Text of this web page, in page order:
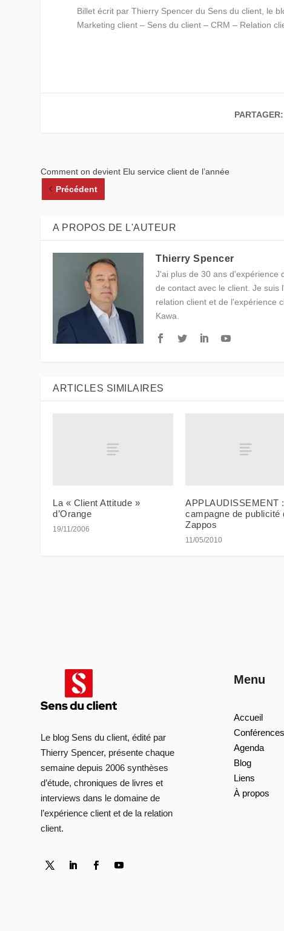
Billet écrit par Thierry Spencer du Sens du client, le
Marketing client – Sens du client – CRM – Relation
PARTAGER:
Comment on devient Elu service client de l’année
Précédent
A PROPOS DE L'AUTEUR
Thierry Spencer
J'ai plus de 30 ans d'expérience
de contact avec le client. Je suis
relation client et de l'expérience
Kawa.
ARTICLES SIMILAIRES
La « Client Attitude »
d’Orange
19/11/2006
APPLAUDISSEMENT
campagne de publicité
Zappos
11/05/2010
Le blog Sens du client, édité par
Thierry Spencer, présente chaque
semaine depuis 2006 synthèses
d’étude, chroniques de livres et
interviews dans le domaine de
l’expérience client et de la relation
client.
Menu
Accueil
Conférences
Agenda
Blog
Liens
À propos